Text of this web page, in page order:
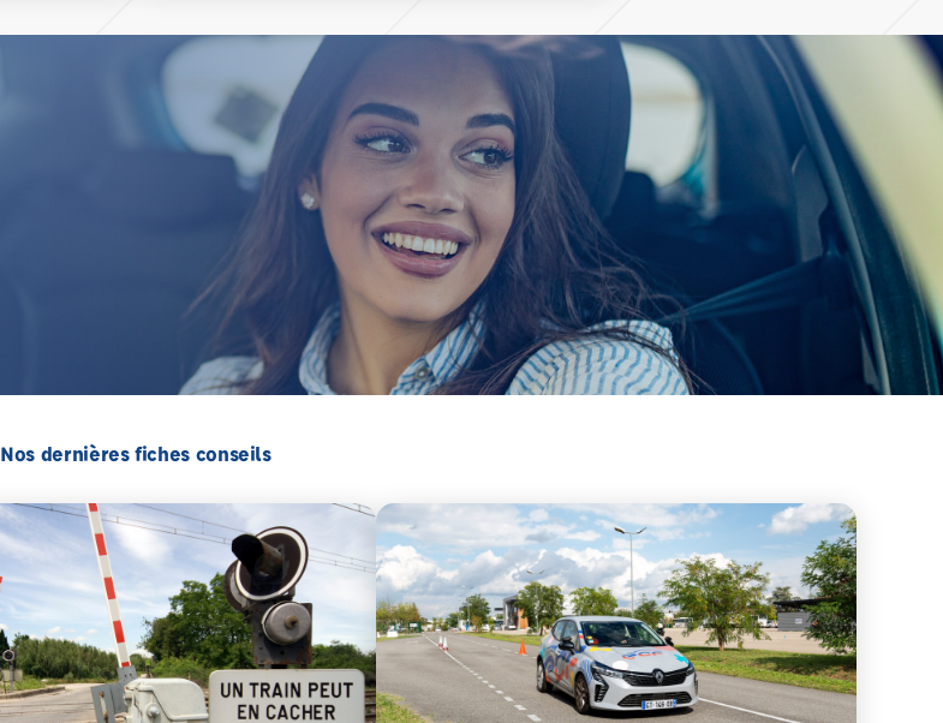
Nos dernières fiches conseils